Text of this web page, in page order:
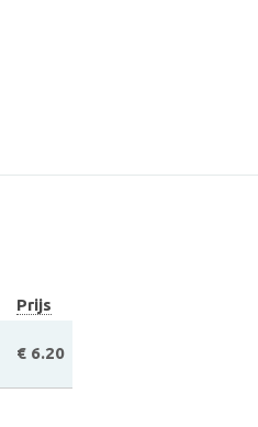
Prijs
€ 6.20